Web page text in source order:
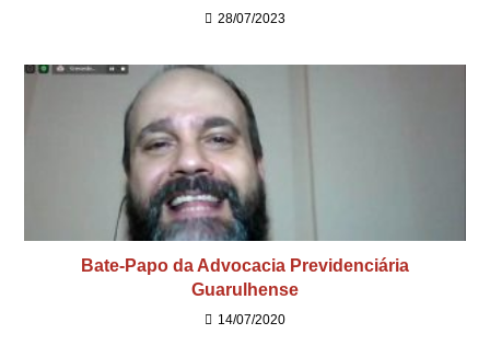
28/07/2023
Bate-Papo da Advocacia Previdenciária
Guarulhense
14/07/2020